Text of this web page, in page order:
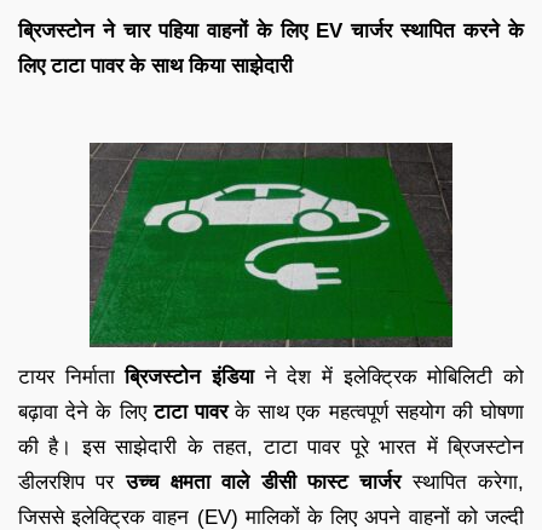
ब्रिजस्टोन ने चार पहिया वाहनों के लिए EV चार्जर स्थापित करने के
लिए टाटा पावर के साथ किया साझेदारी
टायर निर्माताब्रिजस्टोन इंडियाने देश में इलेक्ट्रिक मोबिलिटी को
बढ़ावा देने के लिएटाटा पावरके साथ एक महत्वपूर्ण सहयोग की घोषणा
की है। इस साझेदारी के तहत, टाटा पावर पूरे भारत में ब्रिजस्टोन
डीलरशिप परउच्च क्षमता वाले डीसी फास्ट चार्जरस्थापित करेगा,
जिससे इलेक्ट्रिक वाहन (EV) मालिकों के लिए अपने वाहनों को जल्दी